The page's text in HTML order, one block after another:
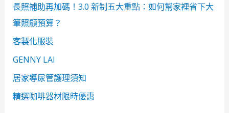
長照補助再加碼！3.0 新制五大重點：如何幫家裡省下大
筆照顧預算？
客製化服裝
GENNY LAI
居家導尿管護理須知
精選咖啡器材限時優惠